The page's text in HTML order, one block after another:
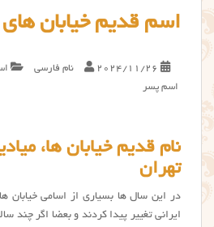
اسم قدیم خیابان های
2024/11/26 نام فارسی
اسم پسر
نام قدیم خیابان ها،
تهران
در این سال ها بسیاری از اسامی خیابان
ایرانی تغییر پیدا کردند و بعضا اگر چند